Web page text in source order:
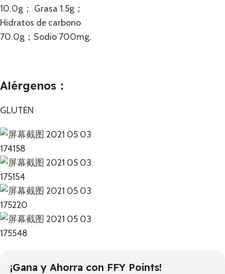
10.0g； Grasa 1.5g；
Hidratos de carbono
70.0g；Sodio 700mg.
Alérgenos：
GLUTEN
¡Gana y Ahorra con FFY Points!